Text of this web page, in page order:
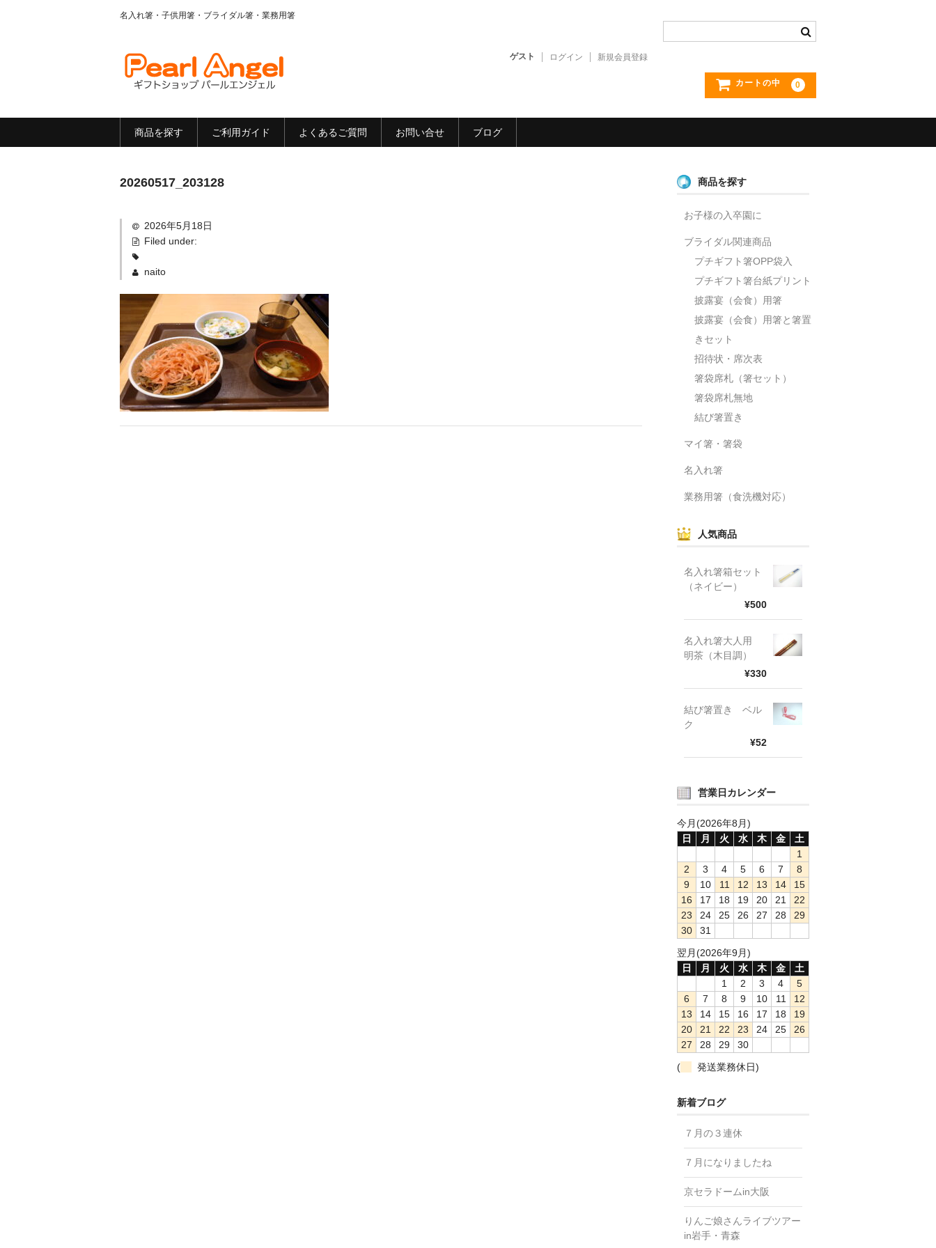
名入れ箸・子供用箸・ブライダル箸・業務用箸
ゲスト ログイン 新規会員登録
カートの中 0
商品を探す ご利用ガイド よくあるご質問 お問い合せ ブログ
20260517_203128
2026年5月18日
Filed under:
naito
商品を探す
お子様の入卒園に
ブライダル関連商品
プチギフト箸OPP袋入
プチギフト箸台紙プリント
披露宴（会食）用箸
披露宴（会食）用箸と箸置
きセット
招待状・席次表
箸袋席札（箸セット）
箸袋席札無地
結び箸置き
マイ箸・箸袋
名入れ箸
業務用箸（食洗機対応）
人気商品
名入れ箸箱セット
（ネイビー）
¥500
名入れ箸大人用
明茶（木目調）
¥330
結び箸置き ベル
ク
¥52
営業日カレンダー
今月(2026年8月)
日
月 火 水 木 金
土
1
2
3 4 5 6 7
8
9
10 11 12 13 14
15
16
17 18 19 20 21
22
23
24 25 26 27 28
29
30
31
翌月(2026年9月)
日
月 火 水 木 金
土
1
2 3 4
5
6
7 8 9 10 11
12
13
14 15 16 17 18
19
20
21 22 23 24 25
26
27
28 29
30
(
発送業務休日)
新着ブログ
７月の３連休
７月になりましたね
京セラドームin大阪
りんご娘さんライブツアー
in岩手・青森